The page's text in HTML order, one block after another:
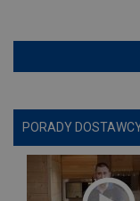
PORADY